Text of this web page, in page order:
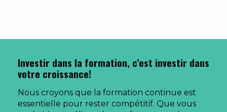
Investir dans la formation, c’est investir dans
votre croissance!
Nous croyons que la formation continue est
essentielle pour rester compétitif. Que vous